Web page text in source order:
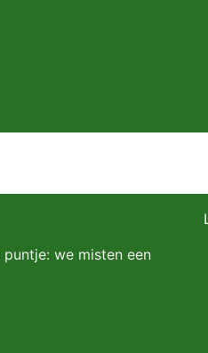
we misten een